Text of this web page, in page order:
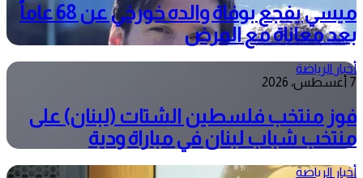
ميسي يفجع بوفاة والده خورخي عن 68 عاماً
بعد معاناة مع المرض
أخبار الرياضة
7 أغسطس، 2026
فوز منتخب فلسطين الشتات (لبنان) على
منتخب شباب لبنان في مباراة ودية
أخبار الرياضة